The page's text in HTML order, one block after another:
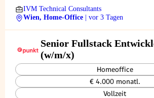
IVM Technical Consultants
Wien, Home-Office
| vor 3 Tagen
Senior Fullstack
(w/m/x)
Homeoffice
€ 4.000 monatl.
Vollzeit